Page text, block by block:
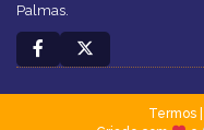
Palmas.
Termos|